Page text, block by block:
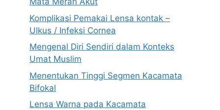
Komplikasi Pemakai Lensa kontak –
Ulkus / Infeksi Cornea
Mengenal Diri Sendiri dalam Konteks
Umat Muslim
Menentukan Tinggi Segmen Kacamata
Bifokal
Lensa Warna pada Kacamata